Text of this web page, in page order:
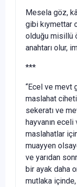
Mesela göz,
gibi kıymettar
olduğu misillü
anahtarı olur,
***
“Ecel ve mevt
maslahat
sekeratı ve
hayvanın eceli
maslahatlar
muayyen
ve yarıdan
bir ayak daha
mutlaka